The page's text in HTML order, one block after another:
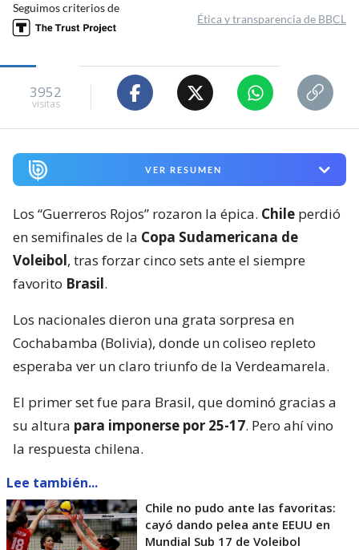
Seguimos criterios de
Ética y transparencia de BBCL
3952
visitas
VER RESUMEN
Los “Guerreros Rojos” rozaron la épica. Chile perdió
en semifinales de la Copa Sudamericana de
Voleibol, tras forzar cinco sets ante el siempre
favorito Brasil.
Los nacionales dieron una grata sorpresa en
Cochabamba (Bolivia), donde un coliseo repleto
esperaba ver un claro triunfo de la Verdeamarela.
El primer set fue para Brasil, que dominó gracias a
su altura para imponerse por 25-17. Pero ahí vino
la respuesta chilena.
Lee también...
Chile no pudo ante las favoritas:
cayó dando pelea ante EEUU en
Mundial Sub 17 de Voleibol